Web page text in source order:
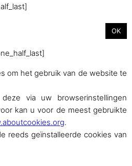
doorWordPress
OK
om het gebruik van de website te
via uw browserinstellingen
kan u voor de meest gebruikte
.
reeds geïnstalleerde cookies van